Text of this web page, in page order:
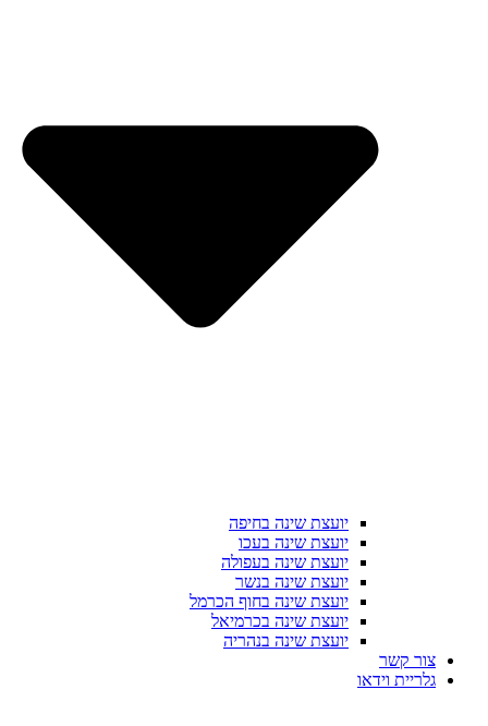
יועצת שינה בחיפה
יועצת שינה בעכו
יועצת שינה בעפולה
יועצת שינה בנשר
יועצת שינה בחוף הכרמל
יועצת שינה בכרמיאל
יועצת שינה בנהריה
צור קשר
גלריית וידאו